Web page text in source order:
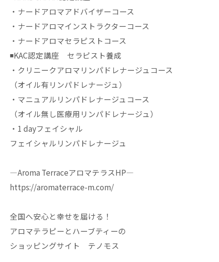
・ナードアロマアドバイザーコース
・ナードアロマインストラクターコース
・ナードアロマセラピストコース
◾️KAC認定講座 セラピスト養成
・クリニークアロマリンパドレナージュコース
（オイル有リンパドレナージュ）
・マニュアルリンパドレナージュコース
（オイル無し医療用リンパドレナージュ）
・1 dayフェイシャル
フェイシャルリンパドレナージュ
—Aroma TerraceアロマテラスHP—
https://aromaterrace-m.com/
全国へ安心と幸せを届ける！
アロマテラピーとハーブティーの
ショッピングサイト テノモス